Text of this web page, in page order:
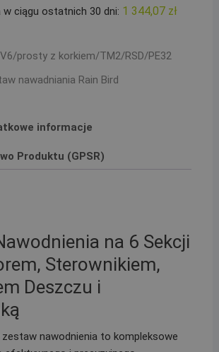
w ciągu ostatnich 30 dni: 1 344,07 zł
prosty z korkiem/TM2/RSD/PE32
nawadniania Rain Bird
informacje
Produktu (GPSR)
na 6 Sekcji
Sterownikiem,
Deszczu i
nawodnienia to kompleksowe